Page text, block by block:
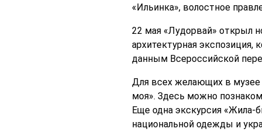
«Ильинка», волостное
22 мая «Лудорвай» открыл
архитектурная экспозиция,
данным Всероссийской
Для всех желающих в музее
моя». Здесь можно
Еще одна экскурсия «Жила-
национальной одежды и